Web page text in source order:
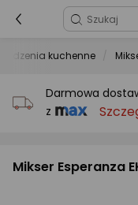
kuchenne
Darmowa
z
Mikser Esperanza